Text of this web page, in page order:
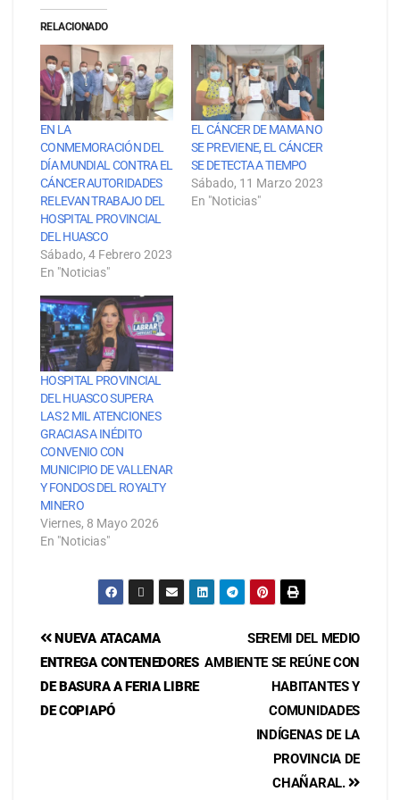
RELACIONADO
EN LA
CONMEMORACIÓN DEL
DÍA MUNDIAL CONTRA EL
CÁNCER AUTORIDADES
RELEVAN TRABAJO DEL
HOSPITAL PROVINCIAL
DEL HUASCO
Sábado, 4 Febrero 2023
En "Noticias"
EL CÁNCER DE MAMA NO
SE PREVIENE, EL CÁNCER
SE DETECTA A TIEMPO
Sábado, 11 Marzo 2023
En "Noticias"
HOSPITAL PROVINCIAL
DEL HUASCO SUPERA
LAS 2 MIL ATENCIONES
GRACIAS A INÉDITO
CONVENIO CON
MUNICIPIO DE VALLENAR
Y FONDOS DEL ROYALTY
MINERO
Viernes, 8 Mayo 2026
En "Noticias"
SEREMI DEL MEDIO
AMBIENTE SE REÚNE CON
HABITANTES Y
COMUNIDADES
INDÍGENAS DE LA
PROVINCIA DE
CHAÑARAL.
NUEVA ATACAMA
ENTREGA CONTENEDORES
DE BASURA A FERIA LIBRE
DE COPIAPÓ